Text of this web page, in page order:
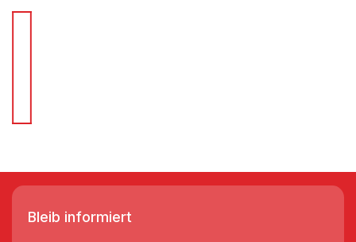
Bleib informiert